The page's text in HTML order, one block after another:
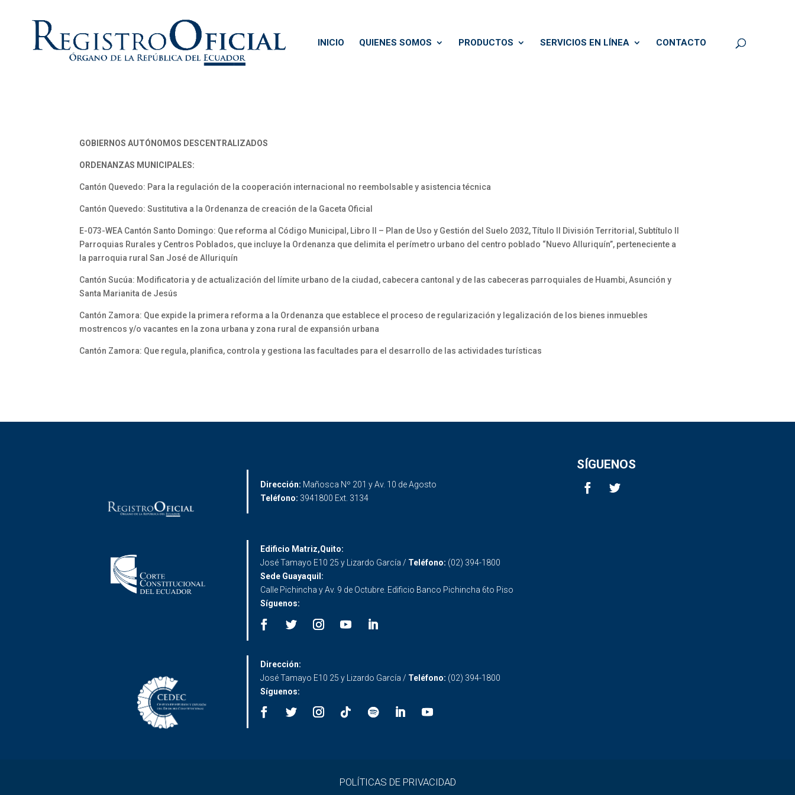
INICIO QUIENES SOMOS PRODUCTOS SERVICIOS EN LÍNEA CONTACTO
GOBIERNOS AUTÓNOMOS DESCENTRALIZADOS
ORDENANZAS MUNICIPALES:
Cantón Quevedo: Para la regulación de la cooperación internacional no reembolsable y asistencia técnica
Cantón Quevedo: Sustitutiva a la Ordenanza de creación de la Gaceta Oficial
E-073-WEA Cantón Santo Domingo: Que reforma al Código Municipal, Libro II – Plan de Uso y Gestión del Suelo 2032, Título II División Territorial, Subtítulo II
Parroquias Rurales y Centros Poblados, que incluye la Ordenanza que delimita el perímetro urbano del centro poblado “Nuevo Alluriquín”, perteneciente a
la parroquia rural San José de Alluriquín
Cantón Sucúa: Modificatoria y de actualización del límite urbano de la ciudad, cabecera cantonal y de las cabeceras parroquiales de Huambi, Asunción y
Santa Marianita de Jesús
Cantón Zamora: Que expide la primera reforma a la Ordenanza que establece el proceso de regularización y legalización de los bienes inmuebles
mostrencos y/o vacantes en la zona urbana y zona rural de expansión urbana
Cantón Zamora: Que regula, planifica, controla y gestiona las facultades para el desarrollo de las actividades turísticas
Dirección: Mañosca Nº 201 y Av. 10 de Agosto
Teléfono: 3941800 Ext. 3134
SÍGUENOS
Edificio Matriz,Quito:
José Tamayo E10 25 y Lizardo García / Teléfono: (02) 394-1800
Sede Guayaquil:
Calle Pichincha y Av. 9 de Octubre. Edificio Banco Pichincha 6to Piso
Síguenos:
Dirección:
José Tamayo E10 25 y Lizardo García / Teléfono: (02) 394-1800
Síguenos:
POLÍTICAS DE PRIVACIDAD